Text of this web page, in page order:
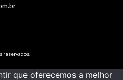
reservados.
que oferecemos a melhor